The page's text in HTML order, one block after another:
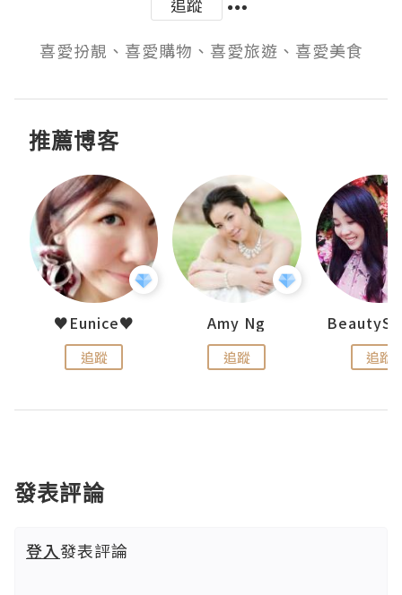
喜愛扮靚、喜愛購物、喜愛旅遊、喜愛美食
推薦博客
♥Eunice♥
追蹤
Amy Ng
追蹤 追蹤
發表評論
登入發表評論